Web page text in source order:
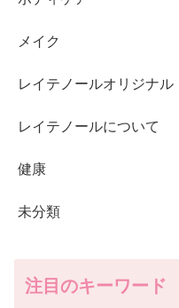
メイク
レイテノールオリジナル
レイテノールについて
健康
未分類
注目のキーワード